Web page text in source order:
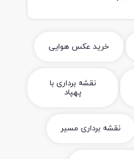
خرید عکس هوایی
نقشه برداری با
پهپاد
نقشه برداری مسیر